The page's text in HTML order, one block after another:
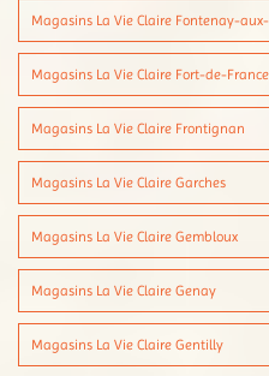
Magasins La Vie Claire Fontenay-aux-
Magasins La Vie Claire Fort-de-France
Magasins La Vie Claire Frontignan
Magasins La Vie Claire Garches
Magasins La Vie Claire Gembloux
Magasins La Vie Claire Genay
Magasins La Vie Claire Gentilly